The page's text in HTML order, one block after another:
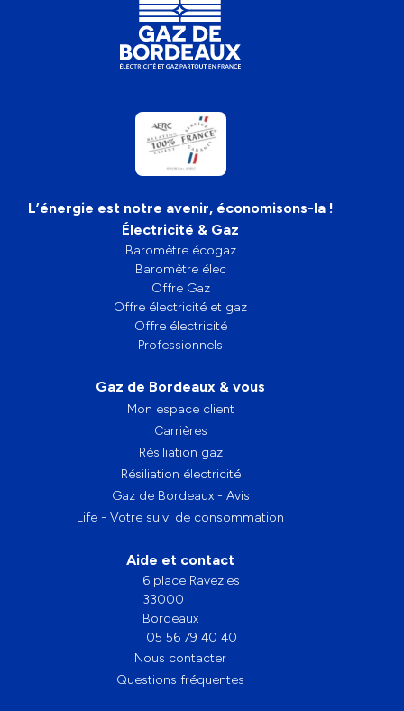
L’énergie est notre avenir, économisons-la !
Électricité & Gaz
Baromètre écogaz
Baromètre élec
Offre Gaz
Offre électricité et gaz
Offre électricité
Professionnels
Gaz de Bordeaux & vous
Mon espace client
Carrières
Résiliation gaz
Résiliation électricité
Gaz de Bordeaux - Avis
Life - Votre suivi de consommation
Aide et contact
6 place Ravezies
33000
Bordeaux
05 56 79 40 40
Nous contacter
Questions fréquentes